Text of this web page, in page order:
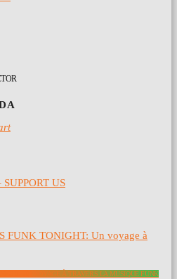
UN VOYAGE À TRAVERS LA MUSIQUE FUNK